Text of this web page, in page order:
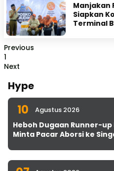
Manjakan
Siapkan
Terminal
Previous
1
Next
Hype
10 Agustus 2026
Heboh Dugaan Runner-up
Minta Pacar Aborsi ke